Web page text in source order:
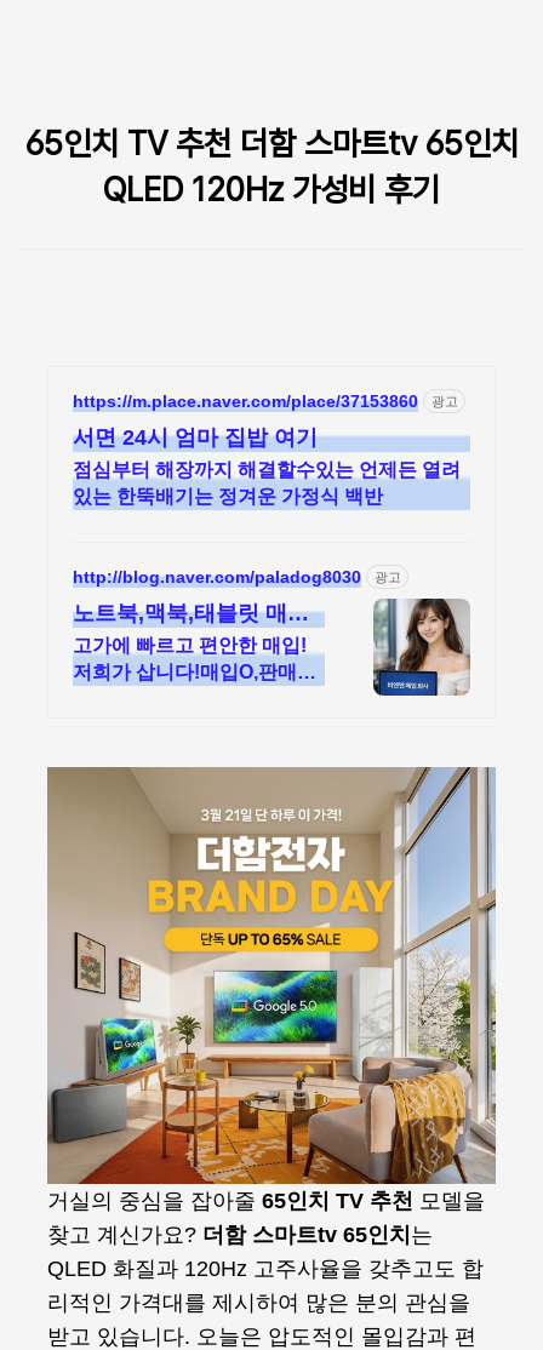
65인치 TV 추천 더함 스마트tv 65인치
QLED 120Hz 가성비 후기
https://m.place.naver.com/place/37153860 광고
서면 24시 엄마 집밥 여기
점심부터 해장까지 해결할수있는 언제든 열려
있는 한뚝배기는 정겨운 가정식 백반
http://blog.naver.com/paladog8030 광고
노트북,맥북,태블릿 매입
업체 저희가 삽니다! 매입
O판매X
고가에 빠르고 편안한 매입!
저희가 삽니다!매입O,판매는
/2015년식이후
거실의 중심을 잡아줄 65인치 TV 추천 모델을
찾고 계신가요? 더함 스마트tv 65인치 는
QLED 화질과 120Hz 고주사율을 갖추고도 합
리적인 가격대를 제시하여 많은 분의 관심을
받고 있습니다. 오늘은 압도적인 몰입감과 편